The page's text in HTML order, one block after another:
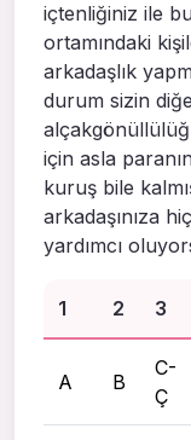
içtenliğiniz ile
ortamındaki
arkadaşlık
durum sizin
için asla
kuruş bile
arkadaşınıza
yardımcı
1 2 3
A B
C-
Ç